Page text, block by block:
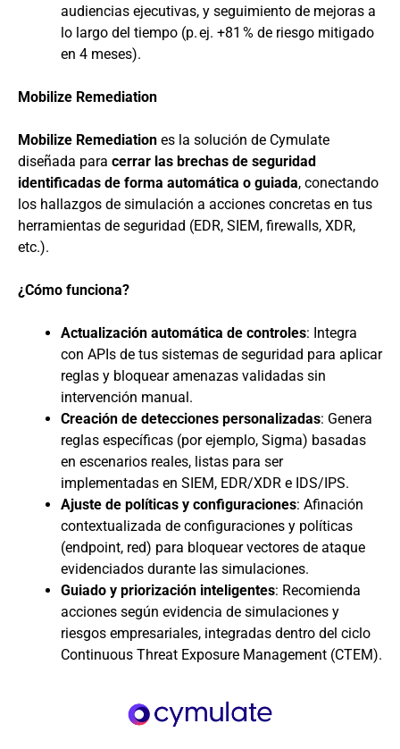
audiencias ejecutivas, y seguimiento de mejoras a
lo largo del tiempo (p. ej. +81 % de riesgo mitigado
en 4 meses).
Mobilize Remediation
Mobilize Remediation es la solución de Cymulate
diseñada para cerrar las brechas de seguridad
identificadas de forma automática o guiada, conectando
los hallazgos de simulación a acciones concretas en tus
herramientas de seguridad (EDR, SIEM, firewalls, XDR,
etc.).
¿Cómo funciona?
Actualización automática de controles: Integra
con APIs de tus sistemas de seguridad para aplicar
reglas y bloquear amenazas validadas sin
intervención manual.
Creación de detecciones personalizadas: Genera
reglas específicas (por ejemplo, Sigma) basadas
en escenarios reales, listas para ser
implementadas en SIEM, EDR/XDR e IDS/IPS.
Ajuste de políticas y configuraciones: Afinación
contextualizada de configuraciones y políticas
(endpoint, red) para bloquear vectores de ataque
evidenciados durante las simulaciones.
Guiado y priorización inteligentes: Recomienda
acciones según evidencia de simulaciones y
riesgos empresariales, integradas dentro del ciclo
Continuous Threat Exposure Management (CTEM).